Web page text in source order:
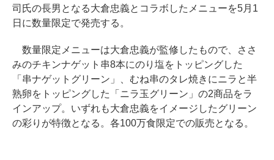
司氏の長男となる大倉忠義とコラボしたメニューを5月1
日に数量限定で発売する。
数量限定メニューは大倉忠義が監修したもので、ささ
みのチキンナゲット串8本にのり塩をトッピングした
「串ナゲットグリーン」、むね串のタレ焼きにニラと半
熟卵をトッピングした「ニラ玉グリーン」の2商品をラ
インアップ。いずれも大倉忠義をイメージしたグリーン
の彩りが特徴となる。各100万食限定での販売となる。